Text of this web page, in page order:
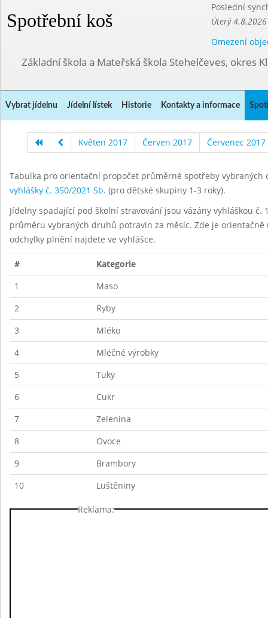
Spotřební koš
Poslední
Úterý
Omezení
Základní škola a Mateřská škola Stehelčeves, okres
Vybrat jídelnu Jídelní lístek Historie Kontakty a informace
Květen 2017 Červen 2017 Červenec 2017
Tabulka pro orientační propočet průměrné spotřeby
vyhlášky č. 350/2021 Sb. (pro dětské skupiny 1-3 roky).
Jídelny spadající pod školní stravování jsou vázány vyhláškou
průměru vybraných druhů potravin za měsíc. Zde je
odchylky plnění najdete ve vyhlášce.
#
Kategorie
1
Maso
2
Ryby
3
Mléko
4
Mléčné výrobky
5
Tuky
6
Cukr
7
Zelenina
8
Ovoce
9
Brambory
10
Luštěniny
Reklama: